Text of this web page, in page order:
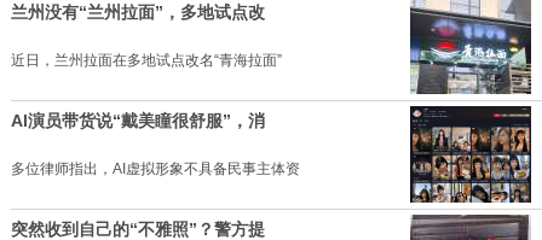
兰州没有“兰州拉面”，多地试点改
近日，兰州拉面在多地试点改名“青海拉面”
AI演员带货说“戴美瞳很舒服”，消
多位律师指出，AI虚拟形象不具备民事主体资
突然收到自己的“不雅照”？警方提